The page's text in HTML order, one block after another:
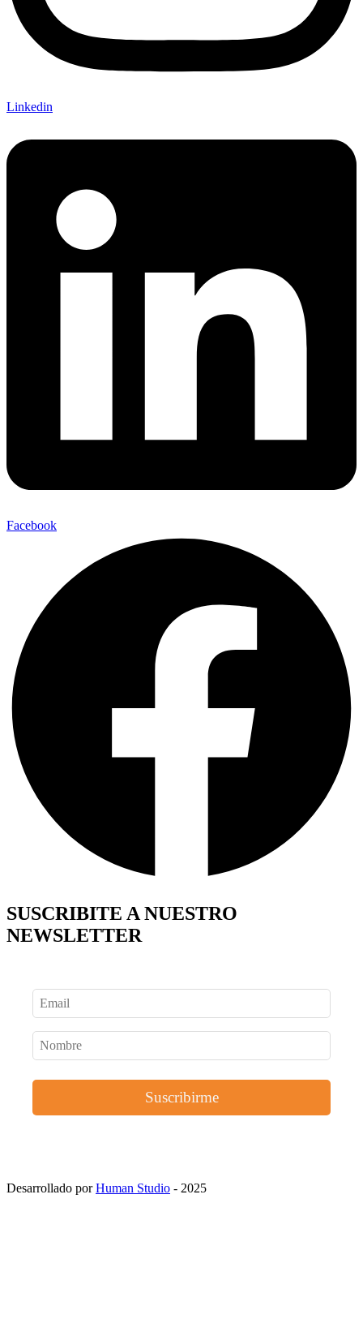
Linkedin
Facebook
SUSCRIBITE A NUESTRO
NEWSLETTER
Suscribirme
Desarrollado porHuman Studio - 2025